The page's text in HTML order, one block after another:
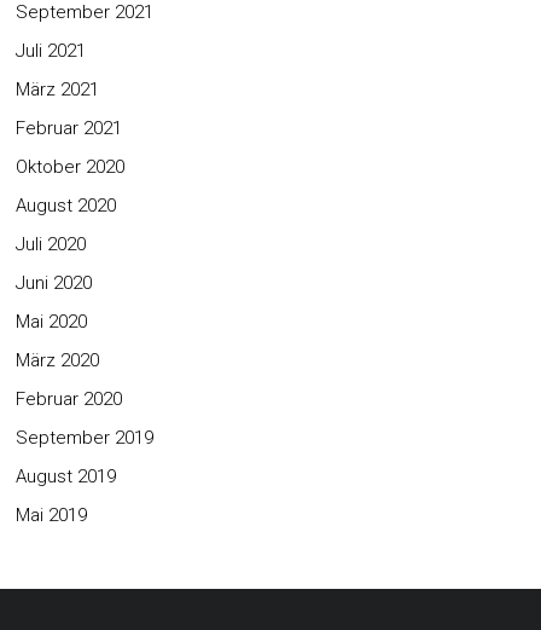
September 2021
Juli 2021
März 2021
Februar 2021
Oktober 2020
August 2020
Juli 2020
Juni 2020
Mai 2020
März 2020
Februar 2020
September 2019
August 2019
Mai 2019